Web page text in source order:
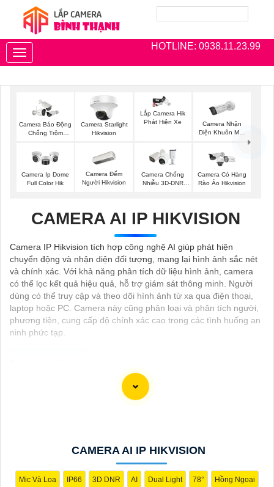
HOTLINE: 0938.11.23.99
Toggle
navigation
Camera Báo Động
Chống Trộm
Camera Starlight
Hikvision
Lắp Camera Hik
Phát Hiện Xe
Camera Nhận
Diện Khuôn Mặt
Camera Ip Dome
Full Color Hik
Camera Đếm
Người Hikvision
Camera Chống
Nhiễu 3D-DNR
Camera Có Hàng
Rào Ảo Hikvision
CAMERA AI IP HIKVISION
Camera IP Hikvision tích hợp công nghệ AI giúp phát hiện
chuyển động và nhận diện đối tượng, mang lại hình ảnh sắc nét
và chính xác. Với khả năng phân tích dữ liệu hình ảnh, camera
có thể lọc kết quả hiệu quả, hỗ trợ giám sát thông minh. Người
dùng có thể truy cập và theo dõi hình ảnh từ xa qua điện thoại,
laptop hoặc PC. Camera này cũng phân loại và phân tích người,
phương tiện, cung cấp độ chính xác cao trong các tình huống an
ninh phức tạp.
Camera IP POE giúp giảm thiểu sự phức tạp trong việc lắp đặt
xuất lắp camera IP POE giá rẻ chất lượng dành cho bạn tham
CAMERA AI IP HIKVISION
Mic Và Loa IP66 3D DNR AI Dual Light 78° Hồng Ngoại